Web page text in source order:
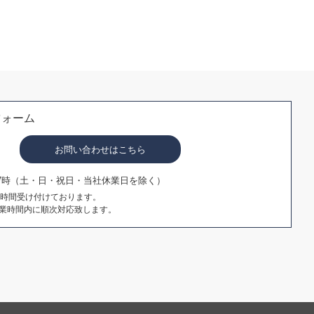
ーム
お問い合わせはこちら
（土・日・祝日・当社休業日を除く）
間受け付けております。
間内に順次対応致します。